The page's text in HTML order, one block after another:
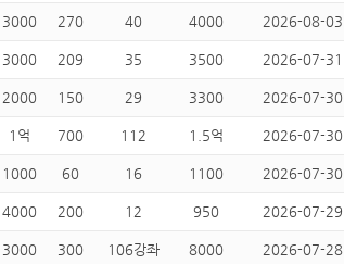
3000 270 40 4000 2026-08-03
3000 209 35 3500 2026-07-31
2000 150 29 3300 2026-07-30
1억 700 112 1.5억 2026-07-30
1000 60 16 1100 2026-07-30
4000 200 12 950 2026-07-29
3000 300 106강좌 8000 2026-07-28